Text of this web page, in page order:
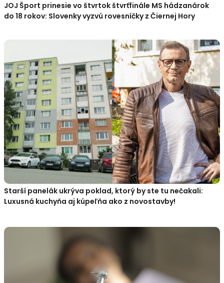
JOJ Šport prinesie vo štvrtok štvrťfinále MS hádzanárok
do 18 rokov: Slovenky vyzvú rovesníčky z Čiernej Hory
Starší panelák ukrýva poklad, ktorý by ste tu nečakali:
Luxusná kuchyňa aj kúpeľňa ako z novostavby!